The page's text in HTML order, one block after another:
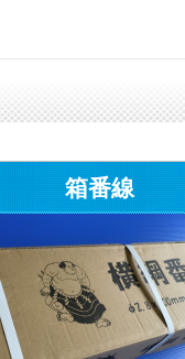
箱番線